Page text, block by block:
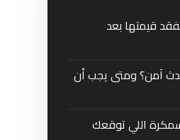
قيمتها بعد
آمن؟ ومتى يجب أن
اللي توقعك